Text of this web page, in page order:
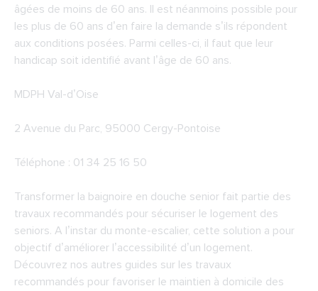
âgées de moins de 60 ans. Il est néanmoins possible pour
les plus de 60 ans d’en faire la demande s’ils répondent
aux conditions posées. Parmi celles-ci, il faut que leur
handicap soit identifié avant l’âge de 60 ans.
MDPH Val-d’Oise
2 Avenue du Parc, 95000 Cergy-Pontoise
Téléphone : 01 34 25 16 50
Transformer la baignoire en douche senior fait partie des
travaux recommandés pour sécuriser le logement des
seniors. A l’instar du monte-escalier, cette solution a pour
objectif d’améliorer l’accessibilité d’un logement.
Découvrez nos autres guides sur les travaux
recommandés pour favoriser le maintien à domicile des